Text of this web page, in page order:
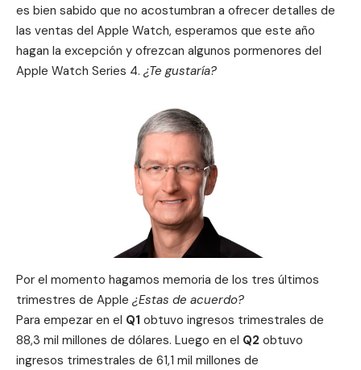
es bien sabido que no acostumbran a ofrecer detalles de
las ventas del Apple Watch, esperamos que este año
hagan la excepción y ofrezcan algunos pormenores del
Apple Watch Series 4. ¿Te gustaría?
Por el momento hagamos memoria de los tres últimos
trimestres de Apple ¿Estas de acuerdo?
Para empezar en el Q1 obtuvo ingresos trimestrales de
88,3 mil millones de dólares. Luego en el Q2 obtuvo
ingresos trimestrales de 61,1 mil millones de